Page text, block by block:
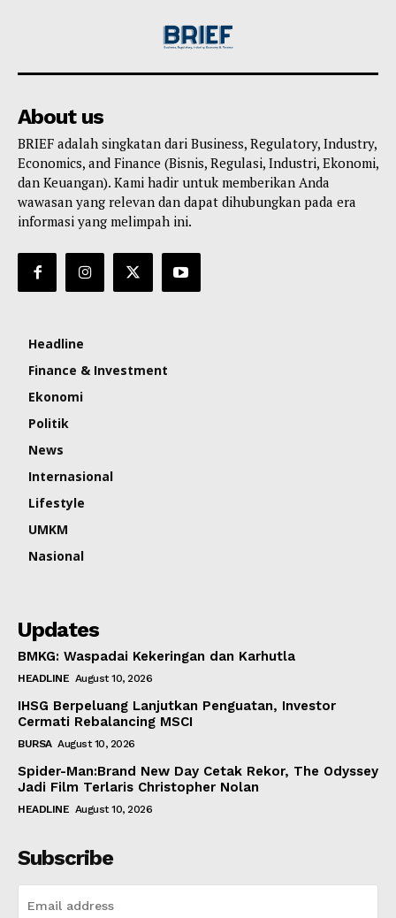
About us
BRIEF adalah singkatan dari Business, Regulatory, Industry,
Economics, and Finance (Bisnis, Regulasi, Industri, Ekonomi,
dan Keuangan). Kami hadir untuk memberikan Anda
wawasan yang relevan dan dapat dihubungkan pada era
informasi yang melimpah ini.
Headline
Finance & Investment
Ekonomi
Politik
News
Internasional
Lifestyle
UMKM
Nasional
Updates
BMKG: Waspadai Kekeringan dan Karhutla
HEADLINE August 10, 2026
IHSG Berpeluang Lanjutkan Penguatan, Investor
Cermati Rebalancing MSCI
BURSA August 10, 2026
Spider-Man:Brand New Day Cetak Rekor, The Odyssey
Jadi Film Terlaris Christopher Nolan
HEADLINE August 10, 2026
Subscribe